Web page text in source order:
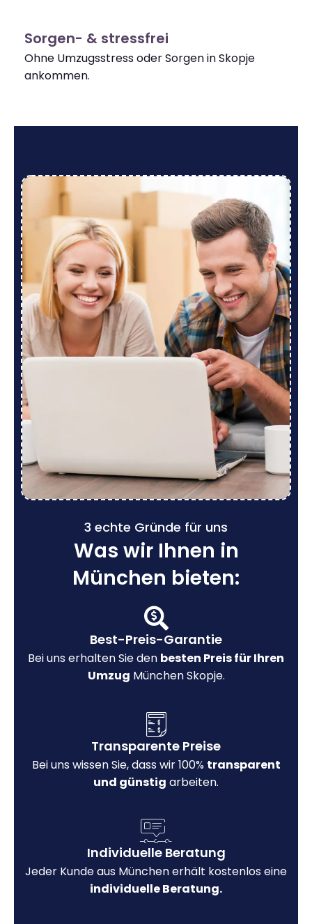
Sorgen- & stressfrei
Ohne Umzugsstress oder Sorgen in Skopje
ankommen.
3 echte Gründe für uns
Was wir Ihnen in
München bieten:
Best-Preis-Garantie
Bei uns erhalten Sie den besten Preis für Ihren
Umzug München Skopje.
Transparente Preise
Bei uns wissen Sie, dass wir 100% transparent
und günstig arbeiten.
Individuelle Beratung
Jeder Kunde aus München erhält kostenlos eine
individuelle Beratung.